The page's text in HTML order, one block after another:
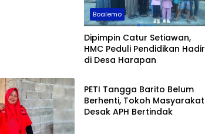
Boalemo
Dipimpin Catur Setiawan,
HMC Peduli Pendidikan Hadir
di Desa Harapan
Boalemo
PETI Tangga Barito Belum
Berhenti, Tokoh Masyarakat
Desak APH Bertindak